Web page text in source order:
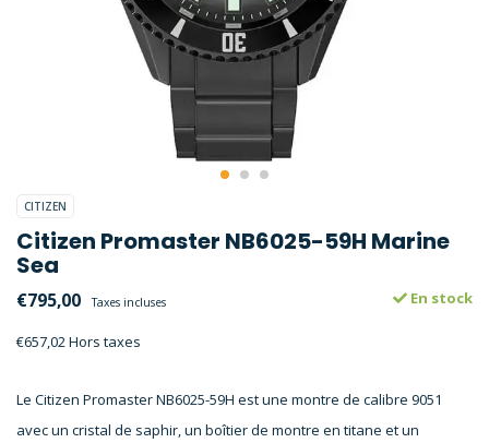
CITIZEN
Citizen Promaster NB6025-59H Marine
Sea
€795,00 Taxes incluses
€657,02 Hors taxes
En stock
Le Citizen Promaster NB6025-59H est une montre de calibre 9051
avec un cristal de saphir, un boîtier de montre en titane et un